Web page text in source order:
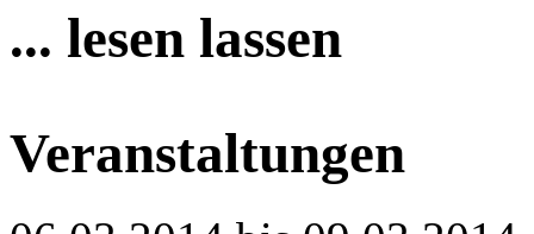
... lesen lassen
Veranstaltungen